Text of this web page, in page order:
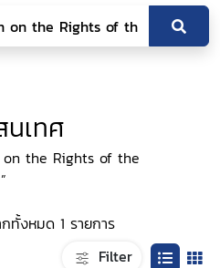
เทศ
on the Rights of the
ทั้งหมด 1 รายการ
Filter